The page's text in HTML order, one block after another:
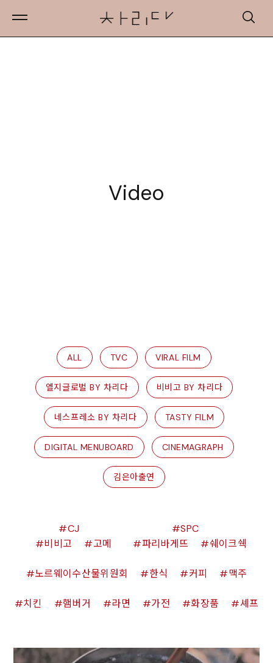
ALL TVC VIRAL FILM
엘지글로벌 BY 차리다 비비고 BY 차리다
네스프레소 BY 차리다 TASTY FILM
DIGITAL MENUBOARD CINEMAGRAPH
김은아출연
CJ
비비고
고메
SPC
파리바게뜨
쉐이크쉑
노르웨이수산물위원회 한식 커피 맥주
치킨 햄버거 라면 가전 화장품 셰프